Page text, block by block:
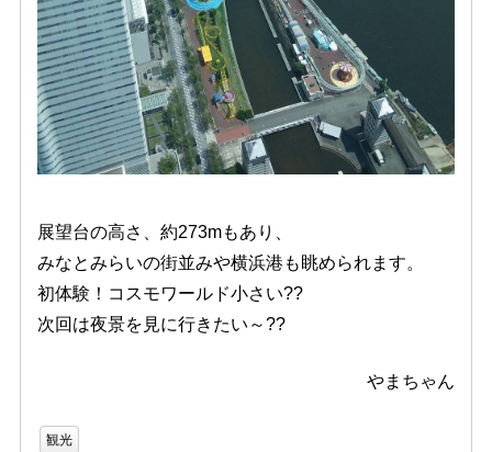
展望台の高さ、約273mもあり、
みなとみらいの街並みや横浜港も眺められます。
初体験！コスモワールド小さい??
次回は夜景を見に行きたい～??
やまちゃん
観光